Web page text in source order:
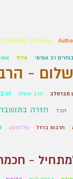
yehuda ashlag
רב אמיתי אלול
-
מברסלב הרב אשלג
חבד חזרה
חרבות ברזל טלזסטון
-